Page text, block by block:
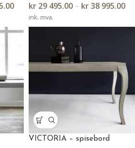
kr 29 495.00 – kr38 995.00
ink. mva.
VICTORIA – spisebord